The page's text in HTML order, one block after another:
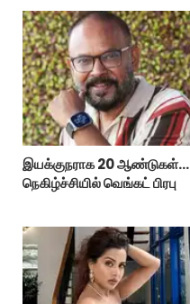
இயக்குநராக 20 ஆண்டுகள்...
நெகிழ்ச்சியில் வெங்கட் பிரபு